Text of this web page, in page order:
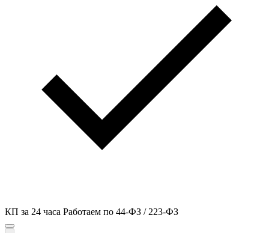
КП за 24 часа Работаем по 44-ФЗ / 223-ФЗ